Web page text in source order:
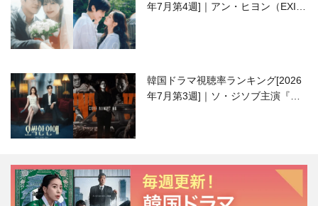
年7月第4週]｜アン・ヒヨン（EXID
韓国ドラマ視聴率ランキング[2026
年7月第3週]｜ソ・ジソブ主演『エ